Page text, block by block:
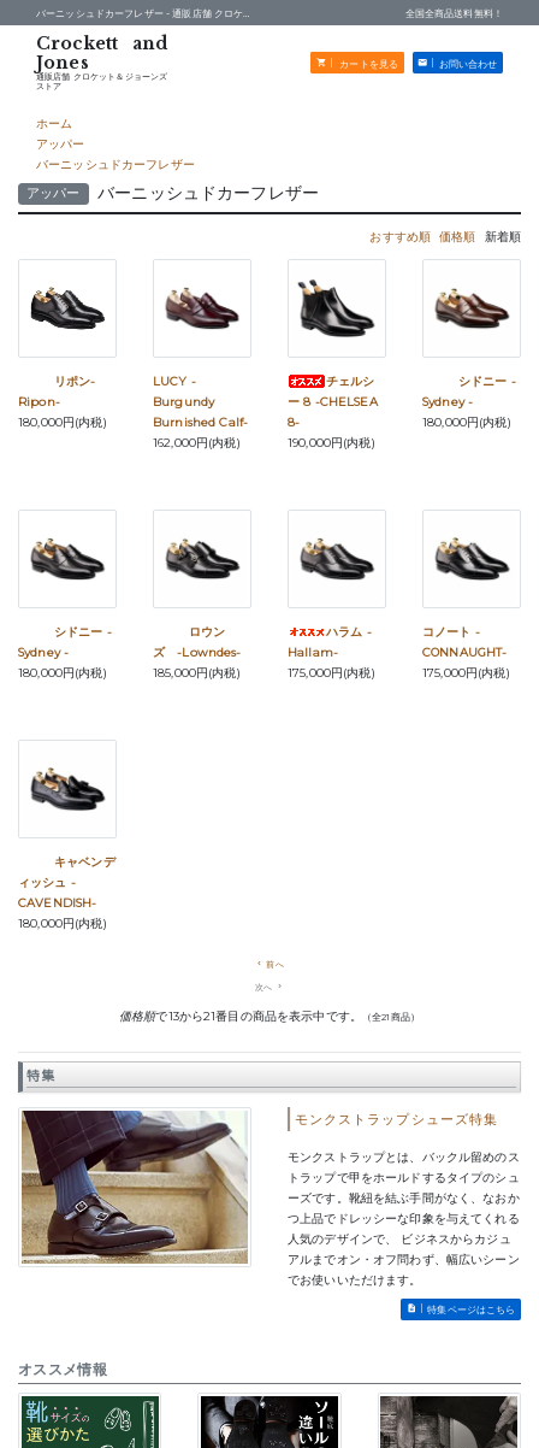
通販店舗 クロケット＆ジョーンズ
ストア
カートを見る お問い合わせ
バーニッシュドカーフレザー -通販店舗 クロケット＆ジョーンズストア 全国全商品送料無料！
ホーム
アッパー
バーニッシュドカーフレザー
アッパー バーニッシュドカーフレザー
おすすめ順 価格順 新着順
リポン-
Ripon-
180,000円(内税)
LUCY -
Burgundy
Burnished Calf-
162,000円(内税)
チェルシ
ー 8 -CHELSEA
8-
190,000円(内税)
シドニー -
Sydney -
180,000円(内税)
シドニー -
Sydney -
180,000円(内税)
ロウン
ズ -Lowndes-
185,000円(内税)
ハラム -
Hallam-
175,000円(内税)
コノート -
CONNAUGHT-
175,000円(内税)
キャベンデ
ィッシュ -
CAVENDISH-
180,000円(内税)
navigate_before 前へ
次へ navigate_next
価格順で13から21番目の商品を表示中です。 （全21商品）
特集
モンクストラップシューズ特集
モンクストラップとは、バックル留めのス
トラップで甲をホールドするタイプのシュ
ーズです。靴紐を結ぶ手間がなく、なおか
つ上品でドレッシーな印象を与えてくれる
人気のデザインで、 ビジネスからカジュ
アルまでオン・オフ問わず、幅広いシーン
でお使いいただけます。
特集ページはこちら
オススメ情報